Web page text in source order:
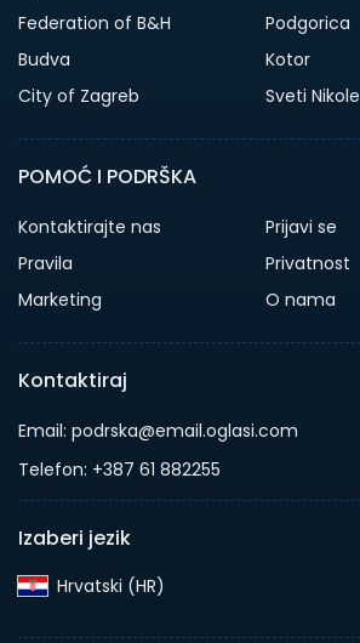
Federation of B&H
Podgorica
Budva
Kotor
City of Zagreb
Sveti Nikole
POMOĆ I PODRŠKA
Kontaktirajte nas
Prijavi se
Pravila
Privatnost
Marketing
O nama
Kontaktiraj
Email: podrska@email.oglasi.com
Telefon: +387 61 882255
Izaberi jezik
Hrvatski (HR)‎